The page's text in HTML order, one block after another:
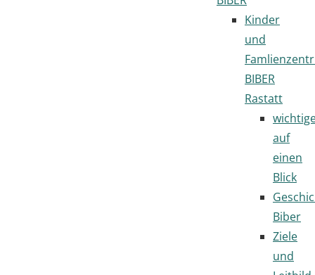
Kinder
und
BIBER
Rastatt
auf
einen
Blick
Biber
Ziele
und